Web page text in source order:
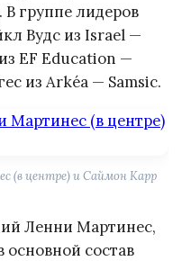
В группе лидеров
Вудс из Israel —
EF Education —
из Arkéa — Samsic.
(в центре) и Саймон Карр
Ленни Мартинес,
состав